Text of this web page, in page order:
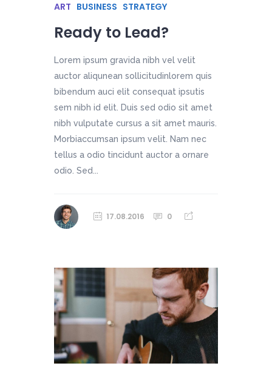
ART BUSINESS STRATEGY
Ready to Lead?
Lorem ipsum gravida nibh vel velit
auctor aliqunean sollicitudinlorem quis
bibendum auci elit consequat ipsutis
sem nibh id elit. Duis sed odio sit amet
nibh vulputate cursus a sit amet mauris.
Morbiaccumsan ipsum velit. Nam nec
tellus a odio tincidunt auctor a ornare
odio. Sed...
17.08.2016 0